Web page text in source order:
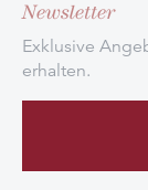
Newsletter
Exklusive
erhalten.